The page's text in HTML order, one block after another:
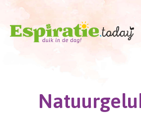
Doorgaan
inhoud